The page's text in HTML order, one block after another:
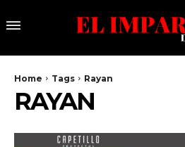
Home Tags Rayan
RAYAN